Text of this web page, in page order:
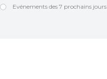
Evénements des 7 prochains jours